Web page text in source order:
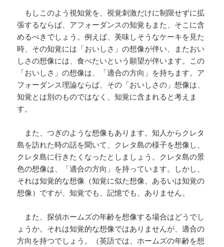
もしこのよう視知覚を、視覚刺激だけに制限せずに拡
張するならば、アフォーダンスの知覚もまた、そこに含
めるべきでしょう。例えば、美味しそうなケーキを見た
時、その知覚には「おいしさ」の想像が伴い、またおい
しさの想像には、食べたいという願望が伴います。この
「おいしさ」の想像は、「適合の方向」を持ちます。ア
フォーダンス理論ならば、その「おいしさの」想像は、
知覚とは別のものではなく、知覚に含まれると考えま
す。
また、つぎのような想像もあります。知人からクレタ
島を訪れた時の話を聞いて、クレタ島の様子を想像し、
クレタ島に行きたくなったとしましょう。クレタ島の景
色の想像は、「適合の方向」を持っています。しかし、
それは知覚的な想像（知覚に似た想像、あるいは知覚の
想像）ですが、知覚でも、記憶でも、ありません。
また、探偵ホームズの年齢を想像する場合はどうでし
ょうか。それは知覚的な想像ではありませんが、適合の
方向を持つでしょう。（英語では、ホームズの年齢を想